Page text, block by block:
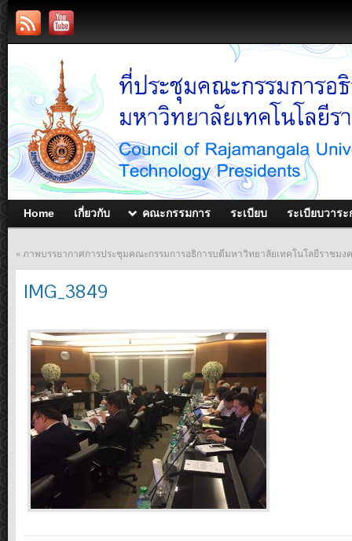
Home เกี่ยวกับ คณะกรรมการ ระเบียบ ระเบียบวาร
« ภาพบรรยากาศการประชุมคณะกรรมการอธิการบดีมหาวิทยาลัยเทคโนโลยีราชมงค
IMG_3849